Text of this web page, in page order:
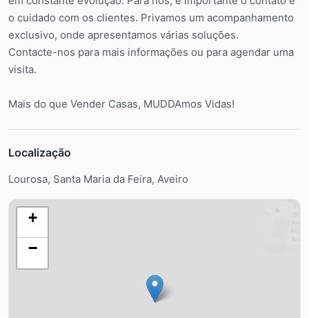
o cuidado com os clientes. Privamos um acompanhamento
exclusivo, onde apresentamos várias soluções.
Contacte-nos para mais informações ou para agendar uma
visita.
Mais do que Vender Casas, MUDDAmos Vidas!
Localização
Lourosa, Santa Maria da Feira, Aveiro
+
−